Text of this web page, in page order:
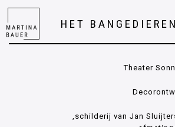
HET
Theater
schilderij van Jan